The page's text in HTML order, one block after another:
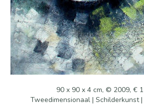
90 x 90 x 4 cm, © 2009, €
Tweedimensionaal | Schilderkunst